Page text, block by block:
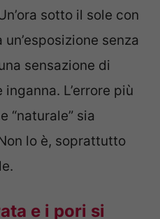
sotto il sole con
senza
sensazione di
L’errore più
“naturale” sia
lo è, soprattutto
e i pori si